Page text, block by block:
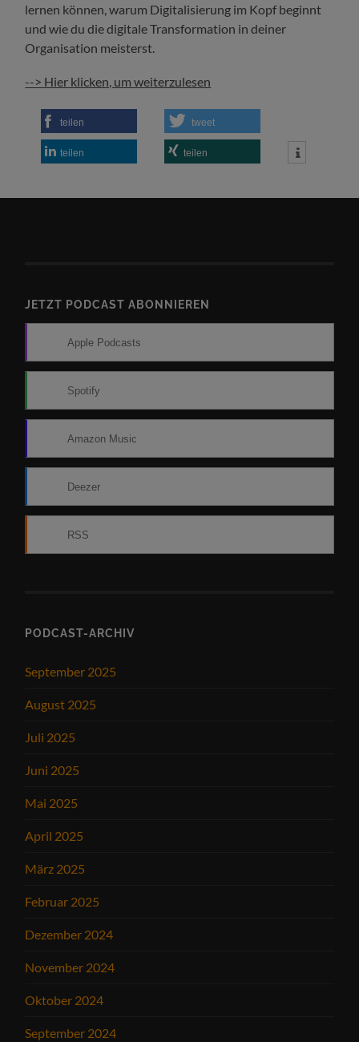
lernen können, warum Digitalisierung im Kopf beginnt
und wie du die digitale Transformation in deiner
Organisation meisterst.
--> Hier klicken, um weiterzulesen
teilen tweet
teilen teilen
JETZT PODCAST ABONNIEREN
Apple Podcasts
Spotify
Amazon Music
Deezer
RSS
PODCAST-ARCHIV
September 2025
August 2025
Juli 2025
Juni 2025
Mai 2025
April 2025
März 2025
Februar 2025
Dezember 2024
November 2024
Oktober 2024
September 2024